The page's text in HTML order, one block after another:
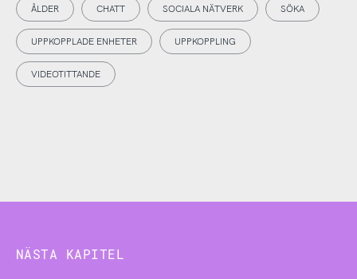
ÅLDER CHATT SOCIALA NÄTVERK SÖKA
UPPKOPPLADE ENHETER UPPKOPPLING
VIDEOTITTANDE
NÄSTA KAPITEL